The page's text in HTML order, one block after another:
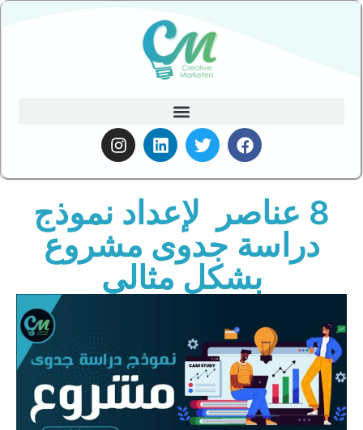
8 عناصر لإعداد نموذج
دراسة جدوى مشروع
بشكل مثالي